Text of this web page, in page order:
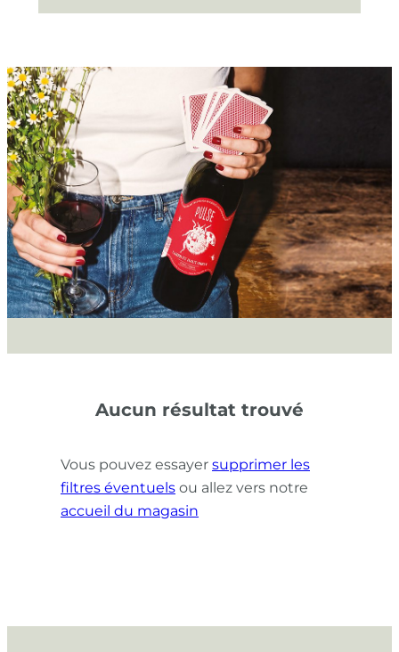
Aucun résultat trouvé
Vous pouvez essayer supprimer les
filtres éventuels ou allez vers notre
accueil du magasin